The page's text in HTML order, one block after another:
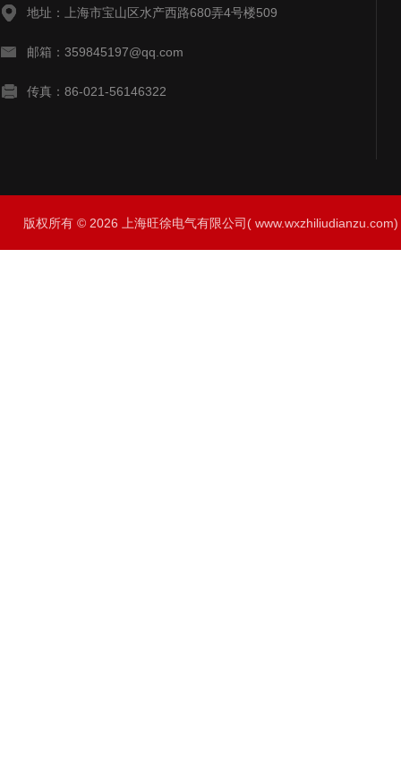
地址：上海市宝山区水产西路680弄4号楼509
邮箱：359845197@qq.com
传真：86-021-56146322
版权所有 © 2026 上海旺徐电气有限公司(